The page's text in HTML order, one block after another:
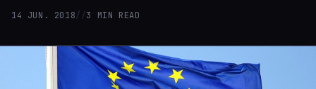
14 JUN. 2018//3 MIN READ